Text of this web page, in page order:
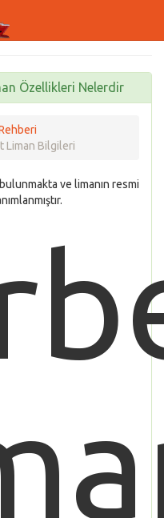
Özellikleri Nelerdir
Liman Bilgileri
ve limanın resmi